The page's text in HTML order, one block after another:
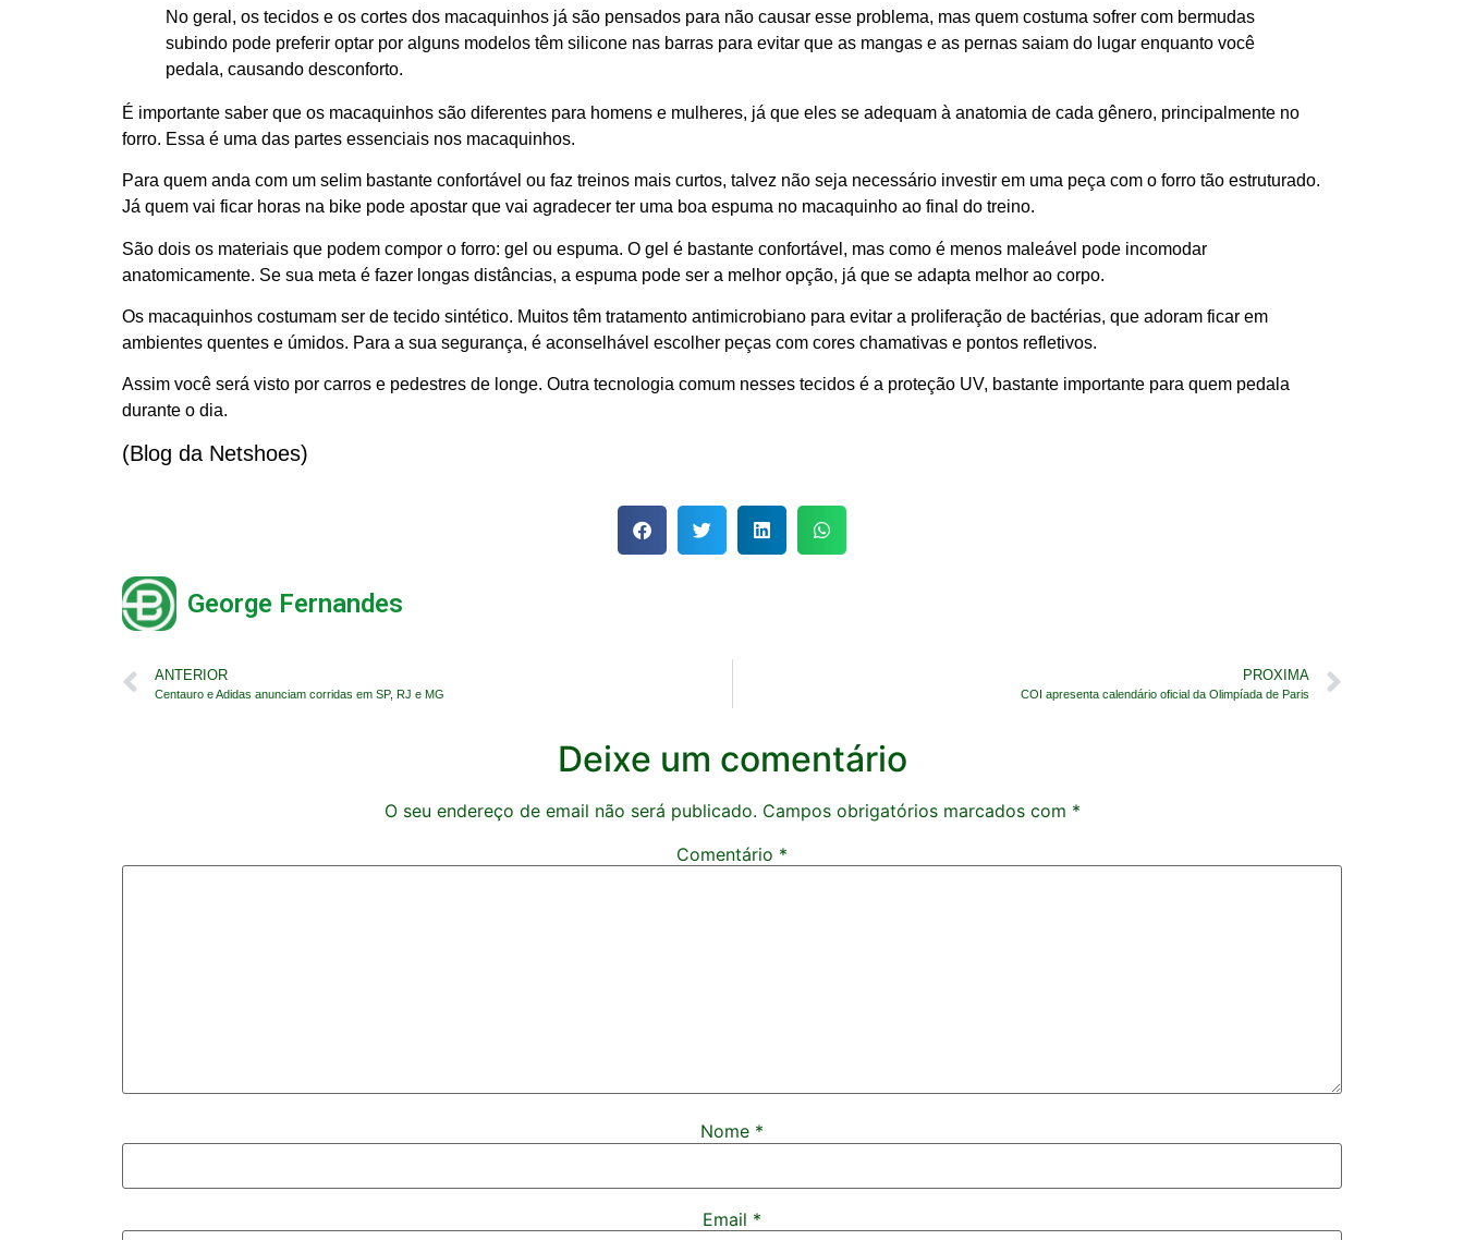
No geral, os tecidos e os cortes dos macaquinhos já são pensados para não causar esse problema, mas quem costuma sofrer com bermudas
subindo pode preferir optar por alguns modelos têm silicone nas barras para evitar que as mangas e as pernas saiam do lugar enquanto você
pedala, causando desconforto.
É importante saber que os macaquinhos são diferentes para homens e mulheres, já que eles se adequam à anatomia de cada gênero, principalmente no
forro. Essa é uma das partes essenciais nos macaquinhos.
Para quem anda com um selim bastante confortável ou faz treinos mais curtos, talvez não seja necessário investir em uma peça com o forro tão estruturado.
Já quem vai ficar horas na bike pode apostar que vai agradecer ter uma boa espuma no macaquinho ao final do treino.
São dois os materiais que podem compor o forro: gel ou espuma. O gel é bastante confortável, mas como é menos maleável pode incomodar
anatomicamente. Se sua meta é fazer longas distâncias, a espuma pode ser a melhor opção, já que se adapta melhor ao corpo.
Os macaquinhos costumam ser de tecido sintético. Muitos têm tratamento antimicrobiano para evitar a proliferação de bactérias, que adoram ficar em
ambientes quentes e úmidos. Para a sua segurança, é aconselhável escolher peças com cores chamativas e pontos refletivos.
Assim você será visto por carros e pedestres de longe. Outra tecnologia comum nesses tecidos é a proteção UV, bastante importante para quem pedala
durante o dia.
(Blog da Netshoes)
George Fernandes
ANTERIOR
Centauro e Adidas anunciam corridas em SP, RJ e MG
PROXIMA
COI apresenta calendário oficial da Olimpíada de Paris
Deixe um comentário
O seu endereço de email não será publicado. Campos obrigatórios marcados com *
Comentário *
Nome *
Email *